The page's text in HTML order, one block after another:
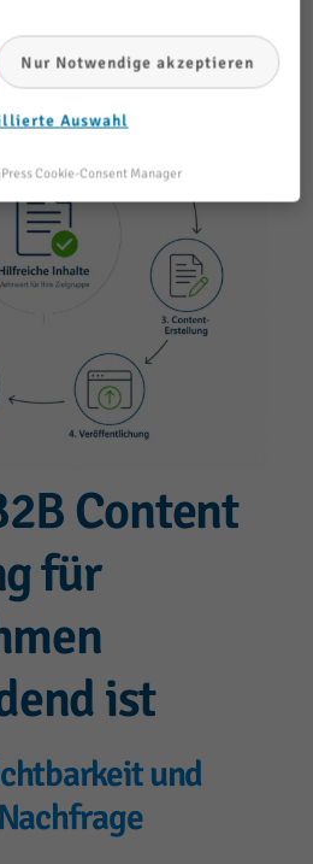
Content
für
ist
und
Nur Notwendige akzeptieren
Auswahl
Cookie-Consent Manager